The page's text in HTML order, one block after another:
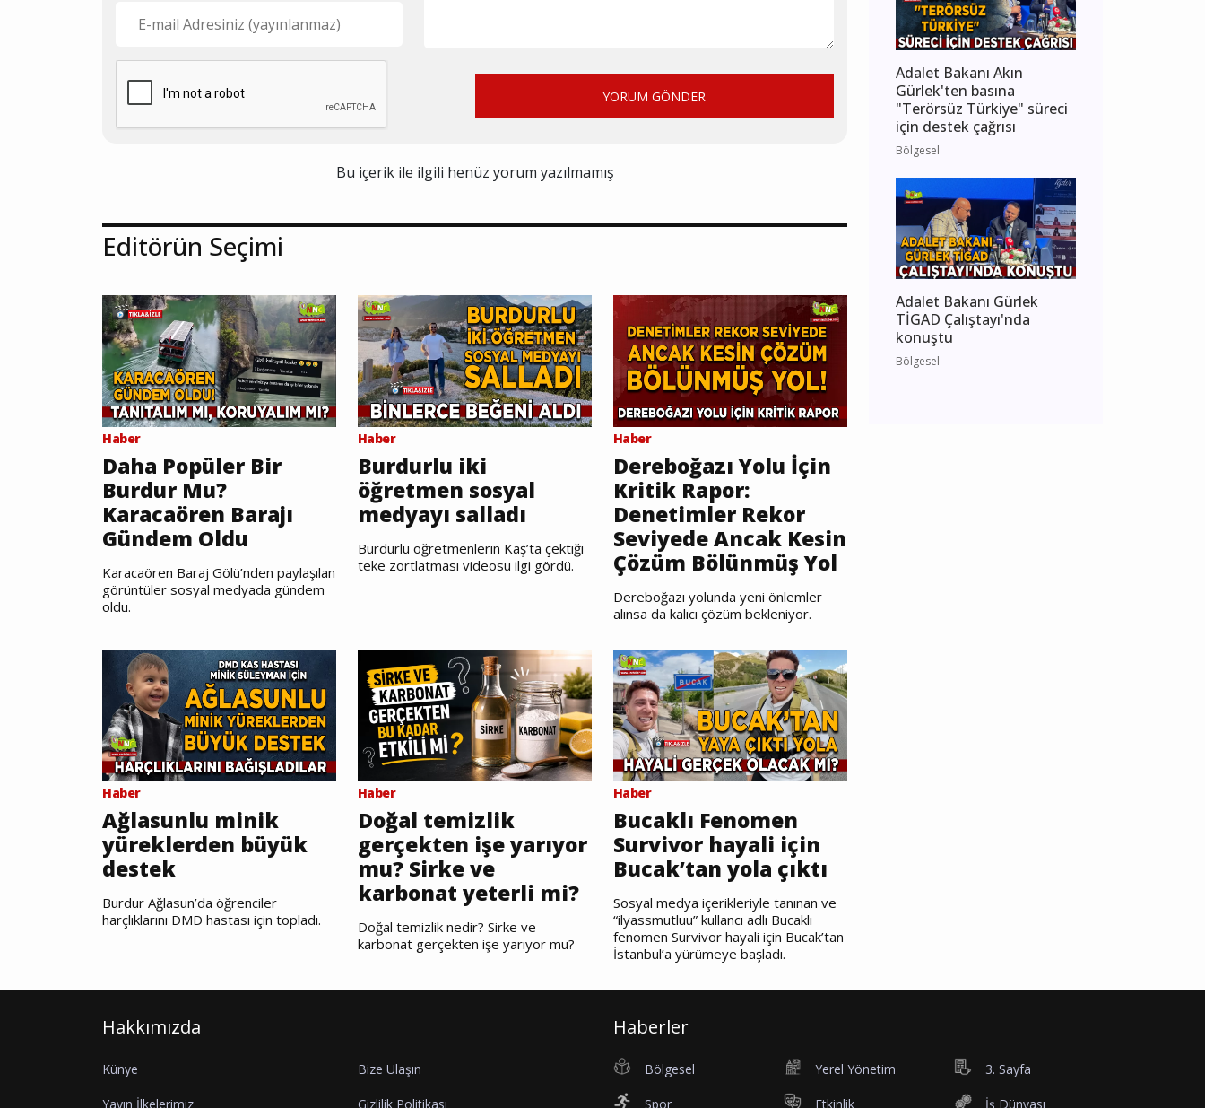
YORUM GÖNDER
Bu içerik ile ilgili henüz yorum yazılmamış
Editörün Seçimi
Haber
Daha Popüler Bir
Burdur Mu?
Karacaören Barajı
Gündem Oldu
Karacaören Baraj Gölü’nden paylaşılan
görüntüler sosyal medyada gündem
oldu.
Haber
Burdurlu iki
öğretmen sosyal
medyayı salladı
Burdurlu öğretmenlerin Kaş’ta çektiği
teke zortlatması videosu ilgi gördü.
Haber
Dereboğazı Yolu İçin
Kritik Rapor:
Denetimler Rekor
Seviyede Ancak Kesin
Çözüm Bölünmüş Yol
Dereboğazı yolunda yeni önlemler
alınsa da kalıcı çözüm bekleniyor.
Haber
Ağlasunlu minik
yüreklerden büyük
destek
Burdur Ağlasun’da öğrenciler
harçlıklarını DMD hastası için topladı.
Haber
Doğal temizlik
gerçekten işe yarıyor
mu? Sirke ve
karbonat yeterli mi?
Doğal temizlik nedir? Sirke ve
karbonat gerçekten işe yarıyor mu?
Haber
Bucaklı Fenomen
Survivor hayali için
Bucak’tan yola çıktı
Sosyal medya içerikleriyle tanınan ve
“ilyassmutluu” kullancı adlı Bucaklı
fenomen Survivor hayali için Bucak’tan
İstanbul’a yürümeye başladı.
Adalet Bakanı Akın
Gürlek'ten basına
"Terörsüz Türkiye" süreci
için destek çağrısı
Bölgesel
Adalet Bakanı Gürlek
TİGAD Çalıştayı'nda
konuştu
Bölgesel
Hakkımızda
Künye Bize Ulaşın
Yayın İlkelerimiz Gizlilik Politikası
Haberler
Bölgesel Yerel Yönetim 3. Sayfa
Spor Etkinlik İş Dünyası